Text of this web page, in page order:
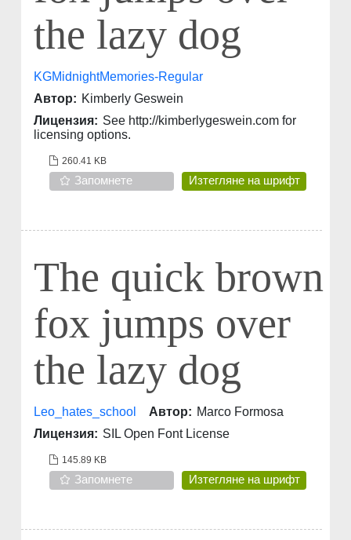
the lazy dog
KGMidnightMemories-Regular
Автор: Kimberly Geswein
Лицензия: See http://kimberlygeswein.com for
licensing options.
260.41 KB
Запомнете Изтегляне на шрифт
The quick brown
fox jumps over
the lazy dog
Leo_hates_school Автор: Marco Formosa
Лицензия: SIL Open Font License
145.89 KB
Запомнете Изтегляне на шрифт